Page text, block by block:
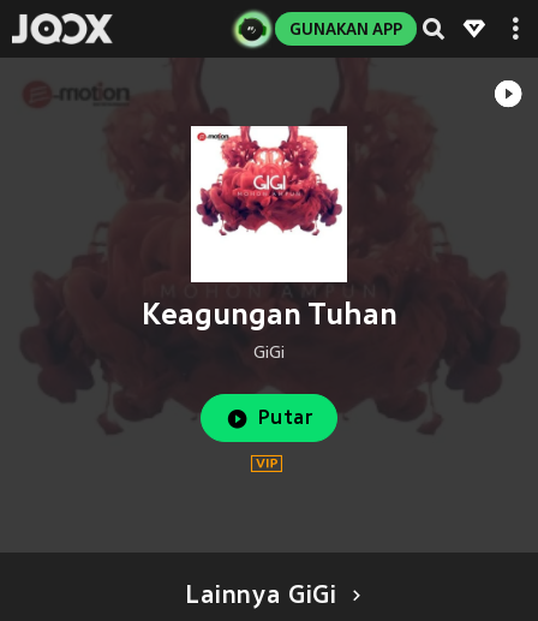
GUNAKAN APP
Keagungan Tuhan
GiGi
Putar
Lainnya GiGi